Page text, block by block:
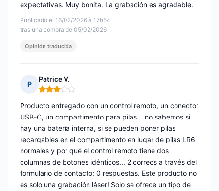
Publicado el 16/02/2026 à 17h54
tras una compra de 05/02/2026
expectativas. Muy bonita. La grabación es agradable.
Opinión traducida
P
Patrice V.
Nota: 3 de 5
Producto entregado con un control remoto, un conector
USB-C, un compartimento para pilas... no sabemos si
hay una batería interna, si se pueden poner pilas
recargables en el compartimento en lugar de pilas LR6
normales y por qué el control remoto tiene dos
columnas de botones idénticos... 2 correos a través del
formulario de contacto: 0 respuestas. Este producto no
es solo una grabación láser! Solo se ofrece un tipo de